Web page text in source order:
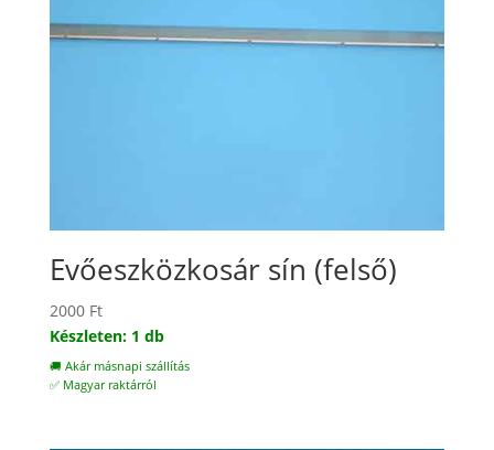
Evőeszközkosár sín (felső)
2000 Ft
Készleten: 1 db
🚚 Akár másnapi szállítás
✅ Magyar raktárról